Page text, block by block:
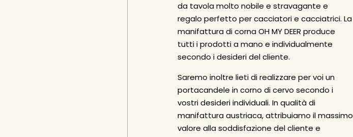
da tavola molto nobile e stravagante e
regalo perfetto per cacciatori e cacciatrici. La
manifattura di corna OH MY DEER produce
tutti i prodotti a mano e individualmente
secondo i desideri del cliente.
Saremo inoltre lieti di realizzare per voi un
portacandele in corno di cervo secondo i
vostri desideri individuali. In qualità di
manifattura austriaca, attribuiamo il massimo
valore alla soddisfazione del cliente e